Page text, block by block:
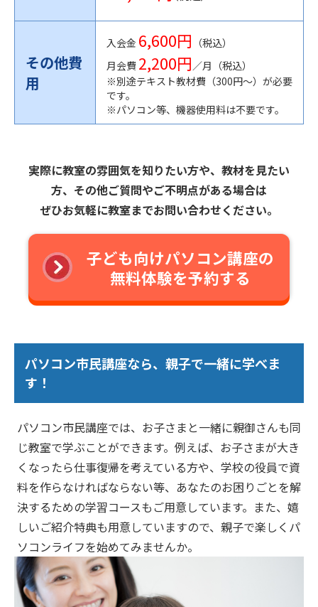
その他費
用
入会金 6,600円 （税込）
月会費 2,200円／月（税込）
※別途テキスト教材費（300円〜）が必要
です。
※パソコン等、機器使用料は不要です。
実際に教室の雰囲気を知りたい方や、教材を見たい
方、その他ご質問やご不明点がある場合は
ぜひお気軽に教室までお問い合わせください。
子ども向けパソコン講座の
無料体験を予約する
パソコン市民講座なら、親子で一緒に学べま
す！
パソコン市民講座では、お子さまと一緒に親御さんも同
じ教室で学ぶことができます。例えば、お子さまが大き
くなったら仕事復帰を考えている方や、学校の役員で資
料を作らなければならない等、あなたのお困りごとを解
決するための学習コースもご用意しています。また、嬉
しいご紹介特典も用意していますので、親子で楽しくパ
ソコンライフを始めてみませんか。